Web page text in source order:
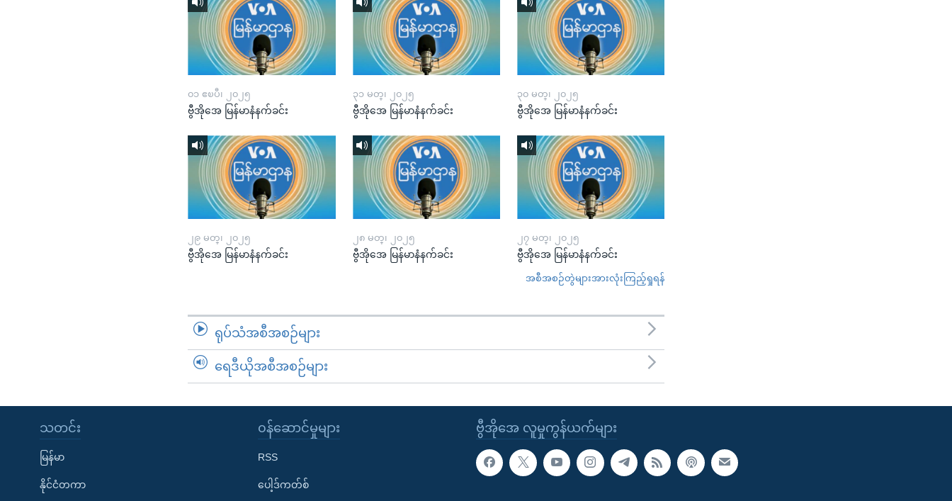
၀၁ ဧၿပီ၊ ၂၀၂၅
ဗွီအိုအေ မြန်မာနံနက်ခင်း
၃၁ မတ္၊ ၂၀၂၅
ဗွီအိုအေ မြန်မာနံနက်ခင်း
၃၀ မတ္၊ ၂၀၂၅
ဗွီအိုအေ မြန်မာနံနက်ခင်း
၂၉ မတ္၊ ၂၀၂၅
ဗွီအိုအေ မြန်မာနံနက်ခင်း
၂၈ မတ္၊ ၂၀၂၅
ဗွီအိုအေ မြန်မာနံနက်ခင်း
၂၇ မတ္၊ ၂၀၂၅
ဗွီအိုအေ မြန်မာနံနက်ခင်း
အစီအစဉ်တွဲများအားလုံးကြည့်ရှုရန်
ရုပ်သံအစီအစဉ်များ
ရေဒီယိုအစီအစဉ်များ
ဗွီအိုအေ လူမှုကွန်ယက်များ
သတင်း
မြန်မာ
နိုင်ငံတကာ
၀န်ဆောင်မှုများ
RSS
ပေါ့ဒ်ကတ်စ်